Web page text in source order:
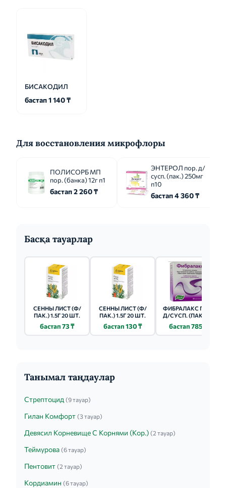
БИСАКОДИЛ
бастап 1 140 ₸
Для восстановления микрофлоры
ПОЛИСОРБ МП
пор. (банка) 12г n1
бастап 2 260 ₸
ЭНТЕРОЛ пор. д/
сусп. (пак.) 250мг
n10
бастап 4 360 ₸
Басқа тауарлар
СЕННЫ ЛИСТ (Ф/
ПАК.) 1.5Г 20 ШТ.
бастап 73 ₸
СЕННЫ ЛИСТ (Ф/
ПАК.) 1.5Г 20 ШТ.
бастап 130 ₸
ФИБРАЛАКС ПОР.
Д/СУСП. (ПАК.) 5Г
бастап 785 ₸
Танымал таңдаулар
Стрептоцид (9 тауар)
Гилан Комфорт (3 тауар)
Девясил Корневище С Корнями (Кор.) (2 тауар)
Теймурова (6 тауар)
Пентовит (2 тауар)
Кордиамин (6 тауар)